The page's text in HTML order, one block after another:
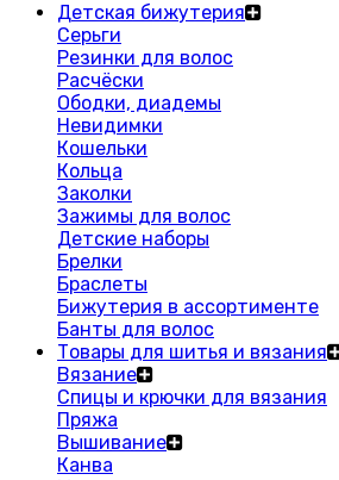
Детская бижутерия
Серьги
Резинки для волос
Расчёски
Ободки, диадемы
Невидимки
Кошельки
Кольца
Заколки
Зажимы для волос
Детские наборы
Брелки
Браслеты
Бижутерия в ассортименте
Банты для волос
Товары для шитья и вязания
Вязание
Спицы и крючки для вязания
Пряжа
Вышивание
Канва